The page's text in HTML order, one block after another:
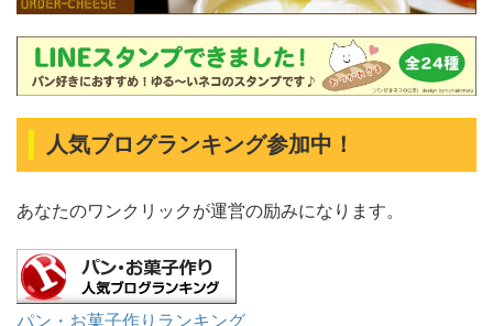
人気ブログランキング参加中！
あなたのワンクリックが運営の励みになります。
パン・お菓子作りランキング